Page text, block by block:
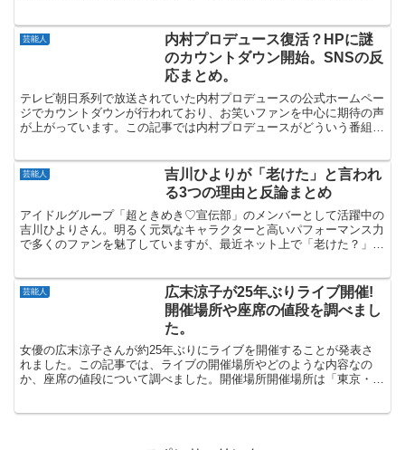
芸能人
内村プロデュース復活？HPに謎
のカウントダウン開始。SNSの反
応まとめ。
テレビ朝日系列で放送されていた内村プロデュースの公式ホームペー
ジでカウントダウンが行われており、お笑いファンを中心に期待の声
が上がっています。この記事では内村プロデュースがどういう番組だ
芸能人
吉川ひよりが「老けた」と言われ
る3つの理由と反論まとめ
アイドルグループ「超ときめき♡宣伝部」のメンバーとして活躍中の
吉川ひよりさん。明るく元気なキャラクターと高いパフォーマンス力
で多くのファンを魅了していますが、最近ネット上で「老けた？」と
芸能人
広末涼子が25年ぶりライブ開催!
開催場所や座席の値段を調べまし
た。
女優の広末涼子さんが約25年ぶりにライブを開催することが発表さ
れました。この記事では、ライブの開催場所やどのような内容なの
か、座席の値段について調べました。開催場所開催場所は「東京・丸